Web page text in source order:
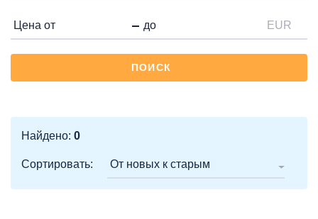
EUR
ПОИСК
Найдено: 0
Сортировать: От новых к старым